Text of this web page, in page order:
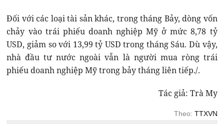
Đối với các loại tài sản khác, trong tháng Bảy, dòng vốn
chảy vào trái phiếu doanh nghiệp Mỹ ở mức 8,78 tỷ
USD, giảm so với 13,99 tỷ USD trong tháng Sáu. Dù vậy,
nhà đầu tư nước ngoài vẫn là người mua ròng trái
phiếu doanh nghiệp Mỹ trong bảy tháng liên tiếp./.
Tác giả: Trà My
Theo: TTXVN